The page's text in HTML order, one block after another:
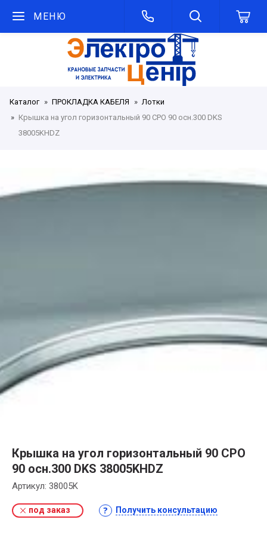
МЕНЮ
Каталог ПРОКЛАДКА КАБЕЛЯ
Лотки
Крышка на угол горизонтальный 90 СРО 90 осн.300 DKS
38005KHDZ
Крышка на угол горизонтальный 90 СРО
90 осн.300 DKS 38005KHDZ
Артикул: 38005K
под заказ Получить консультацию